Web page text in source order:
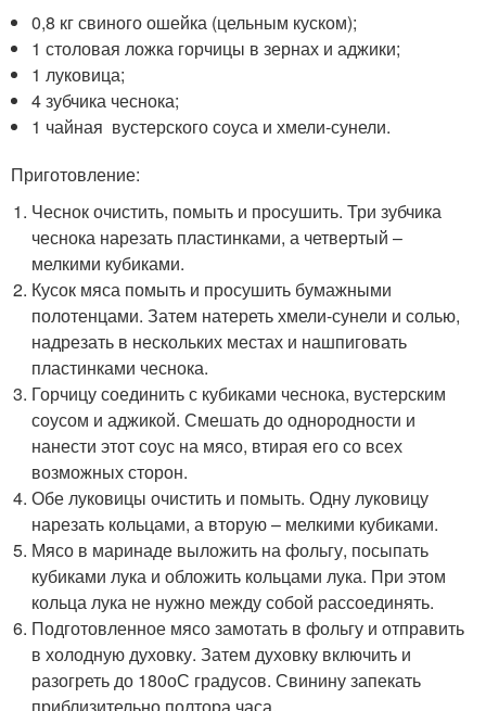
0,8 кг свиного ошейка (цельным куском);
1 столовая ложка горчицы в зернах и аджики;
1 луковица;
4 зубчика чеснока;
1 чайная вустерского соуса и хмели-сунели.
Приготовление:
Чеснок очистить, помыть и просушить. Три зубчика
чеснока нарезать пластинками, а четвертый –
мелкими кубиками.
Кусок мяса помыть и просушить бумажными
полотенцами. Затем натереть хмели-сунели и солью,
надрезать в нескольких местах и нашпиговать
пластинками чеснока.
Горчицу соединить с кубиками чеснока, вустерским
соусом и аджикой. Смешать до однородности и
нанести этот соус на мясо, втирая его со всех
возможных сторон.
Обе луковицы очистить и помыть. Одну луковицу
нарезать кольцами, а вторую – мелкими кубиками.
Мясо в маринаде выложить на фольгу, посыпать
кубиками лука и обложить кольцами лука. При этом
кольца лука не нужно между собой рассоединять.
Подготовленное мясо замотать в фольгу и отправить
в холодную духовку. Затем духовку включить и
разогреть до 180оС градусов. Свинину запекать
приблизительно полтора часа.